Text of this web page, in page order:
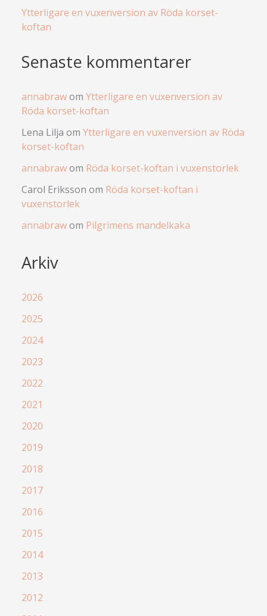
Ytterligare en vuxenversion av Röda korset-
koftan
Senaste kommentarer
annabrawom Ytterligare en vuxenversion av
Röda korset-koftan
Lena Lilja om Ytterligare en vuxenversion av Röda
korset-koftan
annabrawom Röda korset-koftan i vuxenstorlek
Carol Eriksson om Röda korset-koftan i
vuxenstorlek
annabrawom Pilgrimens mandelkaka
Arkiv
2026
2025
2024
2023
2022
2021
2020
2019
2018
2017
2016
2015
2014
2013
2012